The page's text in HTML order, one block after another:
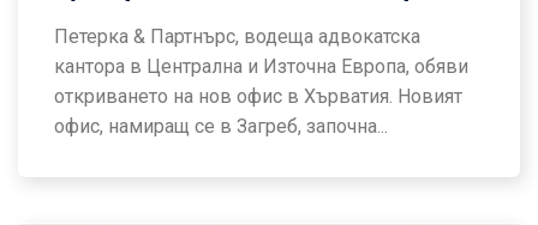
Петерка & Партнърс, водеща адвокатска
кантора в Централна и Източна Европа, обяви
откриването на нов офис в Хърватия. Новият
офис, намиращ се в Загреб, започна...